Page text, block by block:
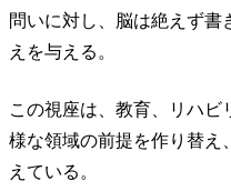
問いに対し、脳は絶えず
えを与える。
この視座は、教育、リハビ
様な領域の前提を作り替え
えている。